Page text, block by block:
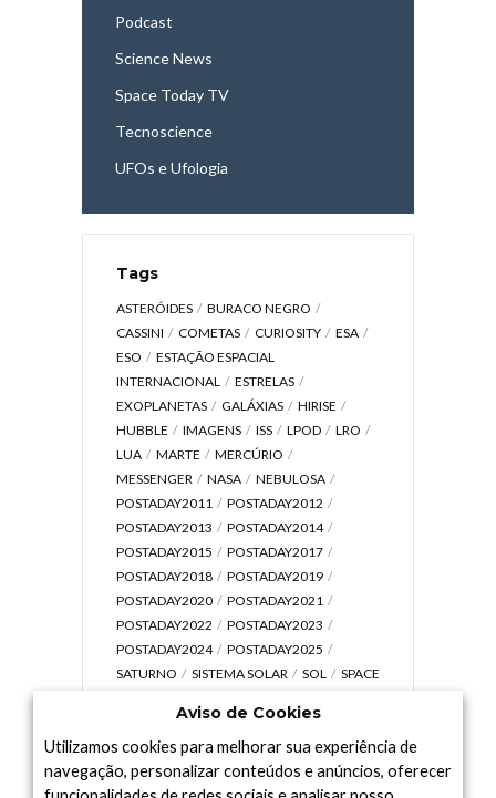
Podcast
Science News
Space Today TV
Tecnoscience
UFOs e Ufologia
Tags
ASTERÓIDES
BURACO NEGRO
CASSINI
COMETAS CURIOSITY
ESA
ESO
ESTAÇÃO ESPACIAL
INTERNACIONAL
ESTRELAS
EXOPLANETAS
GALÁXIAS
HIRISE
HUBBLE
IMAGENS ISS LPOD
LRO
LUA
MARTE
MERCÚRIO
MESSENGER
NASA
NEBULOSA
POSTADAY2011
POSTADAY2012
POSTADAY2013
POSTADAY2014
POSTADAY2015
POSTADAY2017
POSTADAY2018
POSTADAY2019
POSTADAY2020
POSTADAY2021
POSTADAY2022
POSTADAY2023
POSTADAY2024
POSTADAY2025
SATURNO
SISTEMA SOLAR SOL
SPACE
UNIVERSO
VÍDEO
Aviso de Cookies
Utilizamos cookies para melhorar sua experiência de
navegação, personalizar conteúdos e anúncios, oferecer